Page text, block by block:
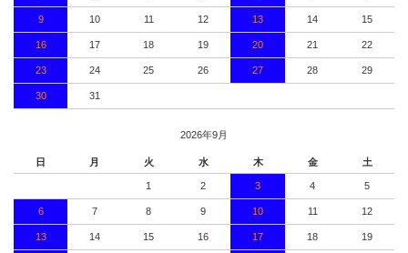
9 10 11 12 13 14 15
16 17 18 19 20 21 22
23 24 25 26 27 28 29
30 31
2026年9月
日 月 火 水 木 金 土
1 2 3 4 5
6 7 8 9 10 11 12
13 14 15 16 17 18 19